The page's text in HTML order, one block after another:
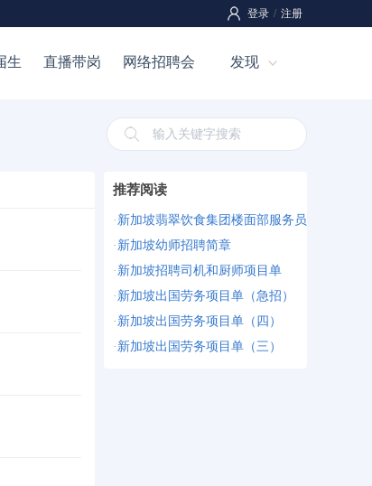
登录 / 注册
生 直播带岗 网络招聘会 发现
推荐阅读
· 新加坡翡翠饮食集团楼面部服务员
· 新加坡幼师招聘简章
· 新加坡招聘司机和厨师项目单
· 新加坡出国劳务项目单（急招）
· 新加坡出国劳务项目单（四）
· 新加坡出国劳务项目单（三）